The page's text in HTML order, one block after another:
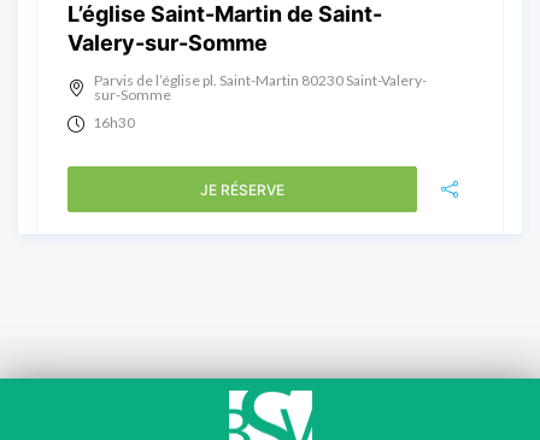
L’église Saint-Martin de Saint-
Valery-sur-Somme
Parvis de l’église pl. Saint-Martin 80230 Saint-Valery-
sur-Somme
16h30
JE RÉSERVE